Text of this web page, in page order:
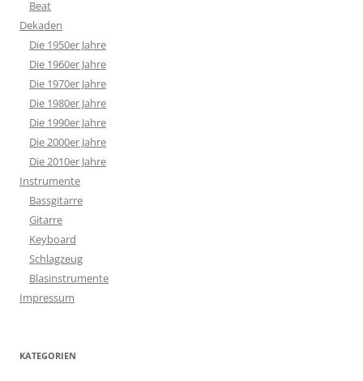
Beat
Dekaden
Die 1950er Jahre
Die 1960er Jahre
Die 1970er Jahre
Die 1980er Jahre
Die 1990er Jahre
Die 2000er Jahre
Die 2010er Jahre
Instrumente
Bassgitarre
Gitarre
Keyboard
Schlagzeug
Blasinstrumente
Impressum
KATEGORIEN